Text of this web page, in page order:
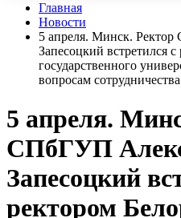
Главная
Новости
5 апреля. Минск.
Запесоцкий встретился
государственного
вопросам
5 апреля.
СПбГУП
Запесоцкий
ректором